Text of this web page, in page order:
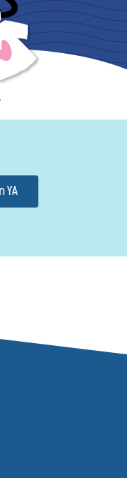
YA